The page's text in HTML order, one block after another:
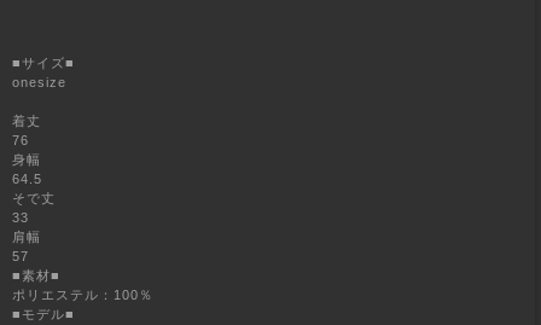
■サイズ■
onesize
着丈
76
身幅
64.5
そで丈
33
肩幅
57
■素材■
ポリエステル：100％
■モデル■